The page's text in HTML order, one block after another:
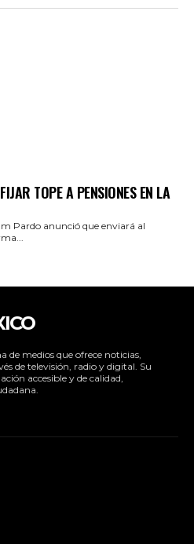
TOPE A PENSIONES EN LA
Pardo anunció que enviará al
de medios que ofrece noticias,
de televisión, radio y digital. Su
accesible y de calidad,